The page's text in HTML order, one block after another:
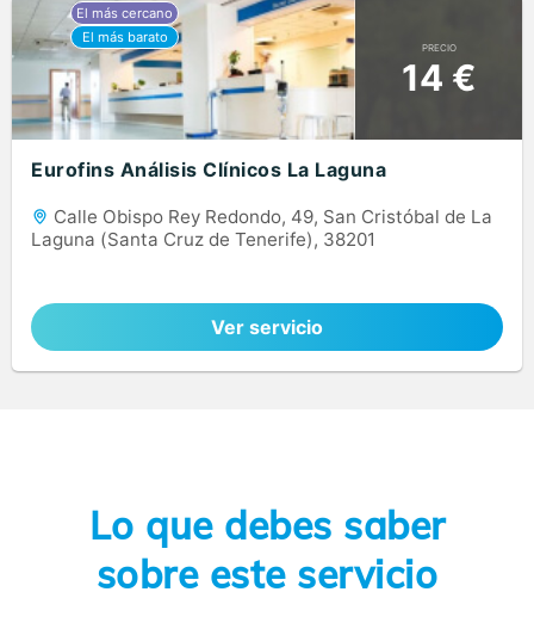
PRECIO
14 €
Eurofins Análisis Clínicos La Laguna
Calle Obispo Rey Redondo, 49, San Cristóbal de La
Laguna (Santa Cruz de Tenerife), 38201
Ver servicio
Lo que debes saber
sobre este servicio